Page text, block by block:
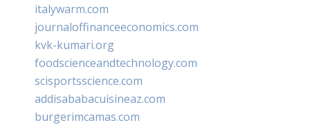
italywarm.com
journaloffinanceeconomics.com
kvk-kumari.org
foodscienceandtechnology.com
scisportsscience.com
addisababacuisineaz.com
burgerimcamas.com